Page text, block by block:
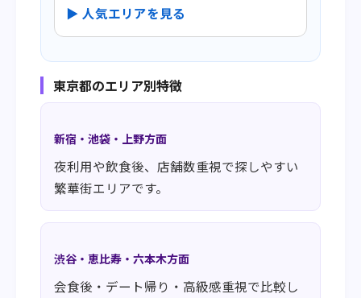
▶ 人気エリアを見る
東京都のエリア別特徴
新宿・池袋・上野方面
夜利用や飲食後、店舗数重視で探しやすい
繁華街エリアです。
渋谷・恵比寿・六本木方面
会食後・デート帰り・高級感重視で比較し